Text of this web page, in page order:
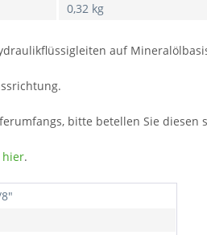
0,32 kg
auf
bitte betellen Sie diesen
hier.